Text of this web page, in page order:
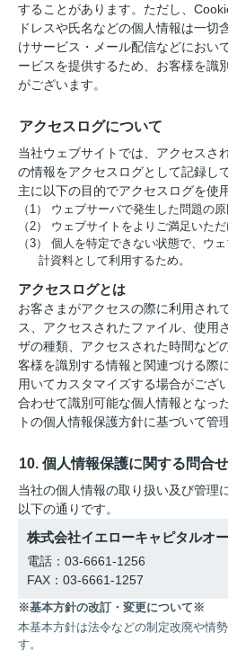
することがあります。ただし、
ドレスや氏名などの個人情報は一切
けサービス・メール配信などにおい
ービスを提供するため、お客様を識
がございます。
アクセスログについて
当社ウェブサイトでは、アクセスさ
の情報をアクセスログとして記録し
主に以下の目的でアクセスログを使
（1） ウェブサーバで発生した問題の
（2） ウェブサイトをよりご満足いた
（3） 個人を特定できない状態で、ウ
計資料として利用するため。
アクセスログとは
お客さまがアクセスの際に利用され
ス、アクセスされたファイル、使用
ザの種類、アクセスされた時間など
客様を識別する情報と関連づける際
用いてカスタマイズする場合がござ
合わせて識別可能な個人情報となっ
トの個人情報保護方針に基づいて管
10. 個人情報保護に関する問合
当社の個人情報の取り扱い及び管理
以下の通りです。
株式会社イエローキャピタルオ
電話：03-6661-1256
FAX：03-6661-1257
※基本方針の改訂・変更について※
本基本方針は法令などの制定改廃や情
す。